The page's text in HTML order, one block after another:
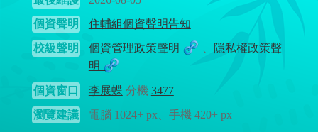
個資聲明
住輔組個資聲明告知
校級聲明
個資管理政策聲明
隱私權政策聲
明
個資窗口 李展蝶 分機 3477
瀏覽建議
電腦 1024+ px、手機 420+ px